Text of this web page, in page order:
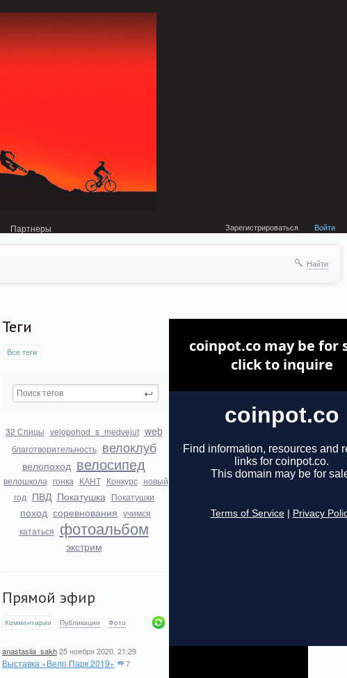
Партнеры Зарегистрироваться Войти
Найти
Теги
Все теги
32 Спицы velopohod_s_medvejut web
благотворительность велоклуб
велопоход велосипед
велошкола гонка КАНТ Конкурс новый
год ПВД Покатушка Покатушки
поход соревнования учимся
кататься фотоальбом
экстрим
Прямой эфир
Комментарии Публикации Фото
anastasiia_sakh25 ноября 2020, 21:29
Выставка «Вело Парк 2019» 7